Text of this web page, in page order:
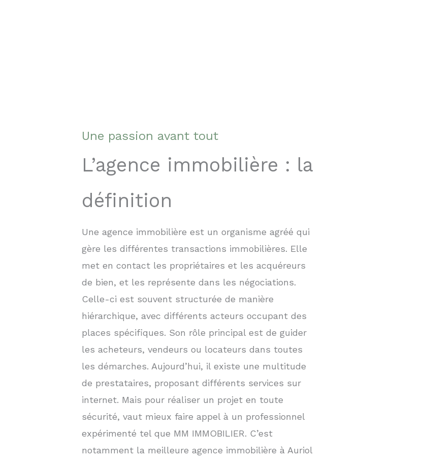
Une passion avant tout
L’agence immobilière : la
définition
Une agence immobilière est un organisme agréé qui
gère les différentes transactions immobilières. Elle
met en contact les propriétaires et les acquéreurs
de bien, et les représente dans les négociations.
Celle-ci est souvent structurée de manière
hiérarchique, avec différents acteurs occupant des
places spécifiques. Son rôle principal est de guider
les acheteurs, vendeurs ou locateurs dans toutes
les démarches. Aujourd’hui, il existe une multitude
de prestataires, proposant différents services sur
internet. Mais pour réaliser un projet en toute
sécurité, vaut mieux faire appel à un professionnel
expérimenté tel que MM IMMOBILIER. C’est
notamment la meilleure agence immobilière à Auriol